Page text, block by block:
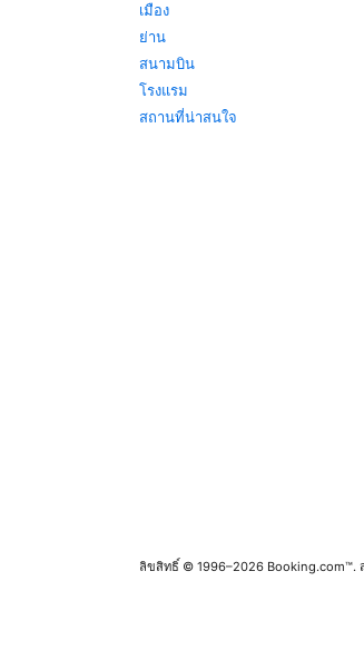
เมือง
ย่าน
สนามบิน
โรงแรม
สถานที่น่าสนใจ
ลิขสิทธิ์ © 1996–2026 Booking.com™.